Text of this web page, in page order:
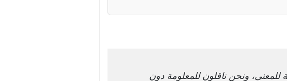
للمعنى، ونحن ناقلون للمعلومة دون